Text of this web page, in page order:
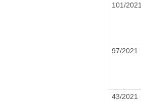
101/2021
97/2021
43/2021